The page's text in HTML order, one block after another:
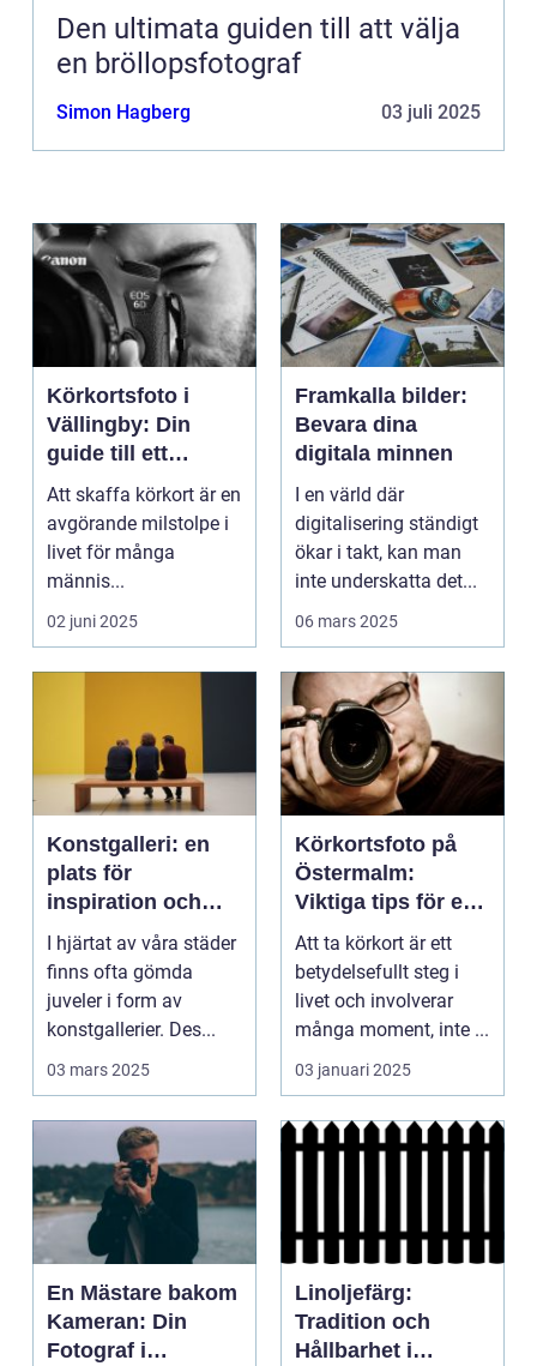
Den ultimata guiden till att välja
en bröllopsfotograf
Simon Hagberg 03 juli 2025
Körkortsfoto i
Vällingby: Din
guide till ett
perfekt foto
Att skaffa körkort är en
avgörande milstolpe i
livet för många
männis...
02 juni 2025
Framkalla bilder:
Bevara dina
digitala minnen
I en värld där
digitalisering ständigt
ökar i takt, kan man
inte underskatta det...
06 mars 2025
Konstgalleri: en
plats för
inspiration och
kreativ upplevelse
I hjärtat av våra städer
finns ofta gömda
juveler i form av
konstgallerier. Des...
03 mars 2025
Körkortsfoto på
Östermalm:
Viktiga tips för en
perfekt bild
Att ta körkort är ett
betydelsefullt steg i
livet och involverar
många moment, inte ...
03 januari 2025
En Mästare bakom
Kameran: Din
Fotograf i
Linoljefärg:
Tradition och
Hållbarhet i